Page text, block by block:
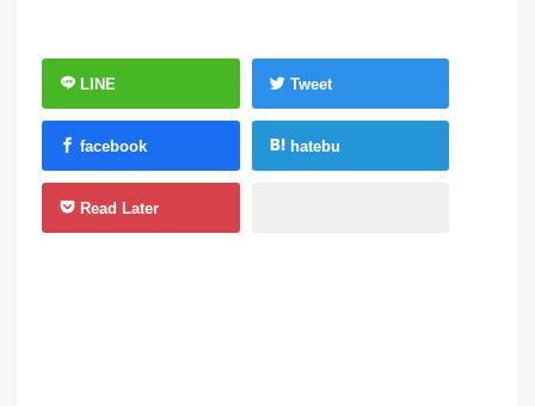
LINE Tweet
facebook hatebu
Read Later